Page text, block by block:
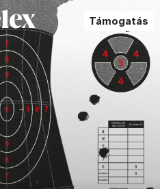
Támogatás